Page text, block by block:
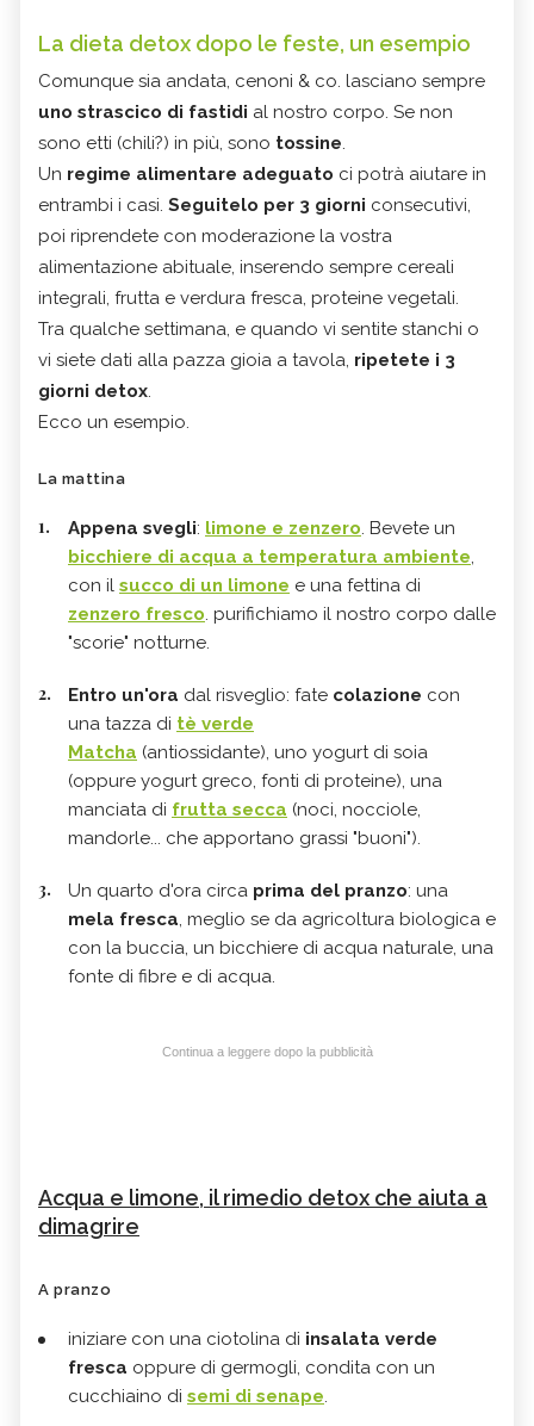
La dieta detox dopo le feste, un esempio
Comunque sia andata, cenoni & co. lasciano sempre
uno strascico di fastidi al nostro corpo. Se non
sono etti (chili?) in più, sono tossine.
Un regime alimentare adeguato ci potrà aiutare in
entrambi i casi. Seguitelo per 3 giorni consecutivi,
poi riprendete con moderazione la vostra
alimentazione abituale, inserendo sempre cereali
integrali, frutta e verdura fresca, proteine vegetali.
Tra qualche settimana, e quando vi sentite stanchi o
vi siete dati alla pazza gioia a tavola, ripetete i 3
giorni detox.
Ecco un esempio.
La mattina
Appena svegli: limone e zenzero. Bevete un
bicchiere di acqua a temperatura ambiente,
con il succo di un limone e una fettina di
zenzero fresco. purifichiamo il nostro corpo dalle
"scorie" notturne.
Entro un'ora dal risveglio: fate colazione con
una tazza di tè verde
Matcha (antiossidante), uno yogurt di soia
(oppure yogurt greco, fonti di proteine), una
manciata di frutta secca (noci, nocciole,
mandorle... che apportano grassi "buoni").
Un quarto d'ora circa prima del pranzo: una
mela fresca, meglio se da agricoltura biologica e
con la buccia, un bicchiere di acqua naturale, una
fonte di fibre e di acqua.
Continua a leggere dopo la pubblicità
Acqua e limone, il rimedio detox che aiuta a
dimagrire
A pranzo
iniziare con una ciotolina di insalata verde
fresca oppure di germogli, condita con un
cucchiaino di semi di senape.